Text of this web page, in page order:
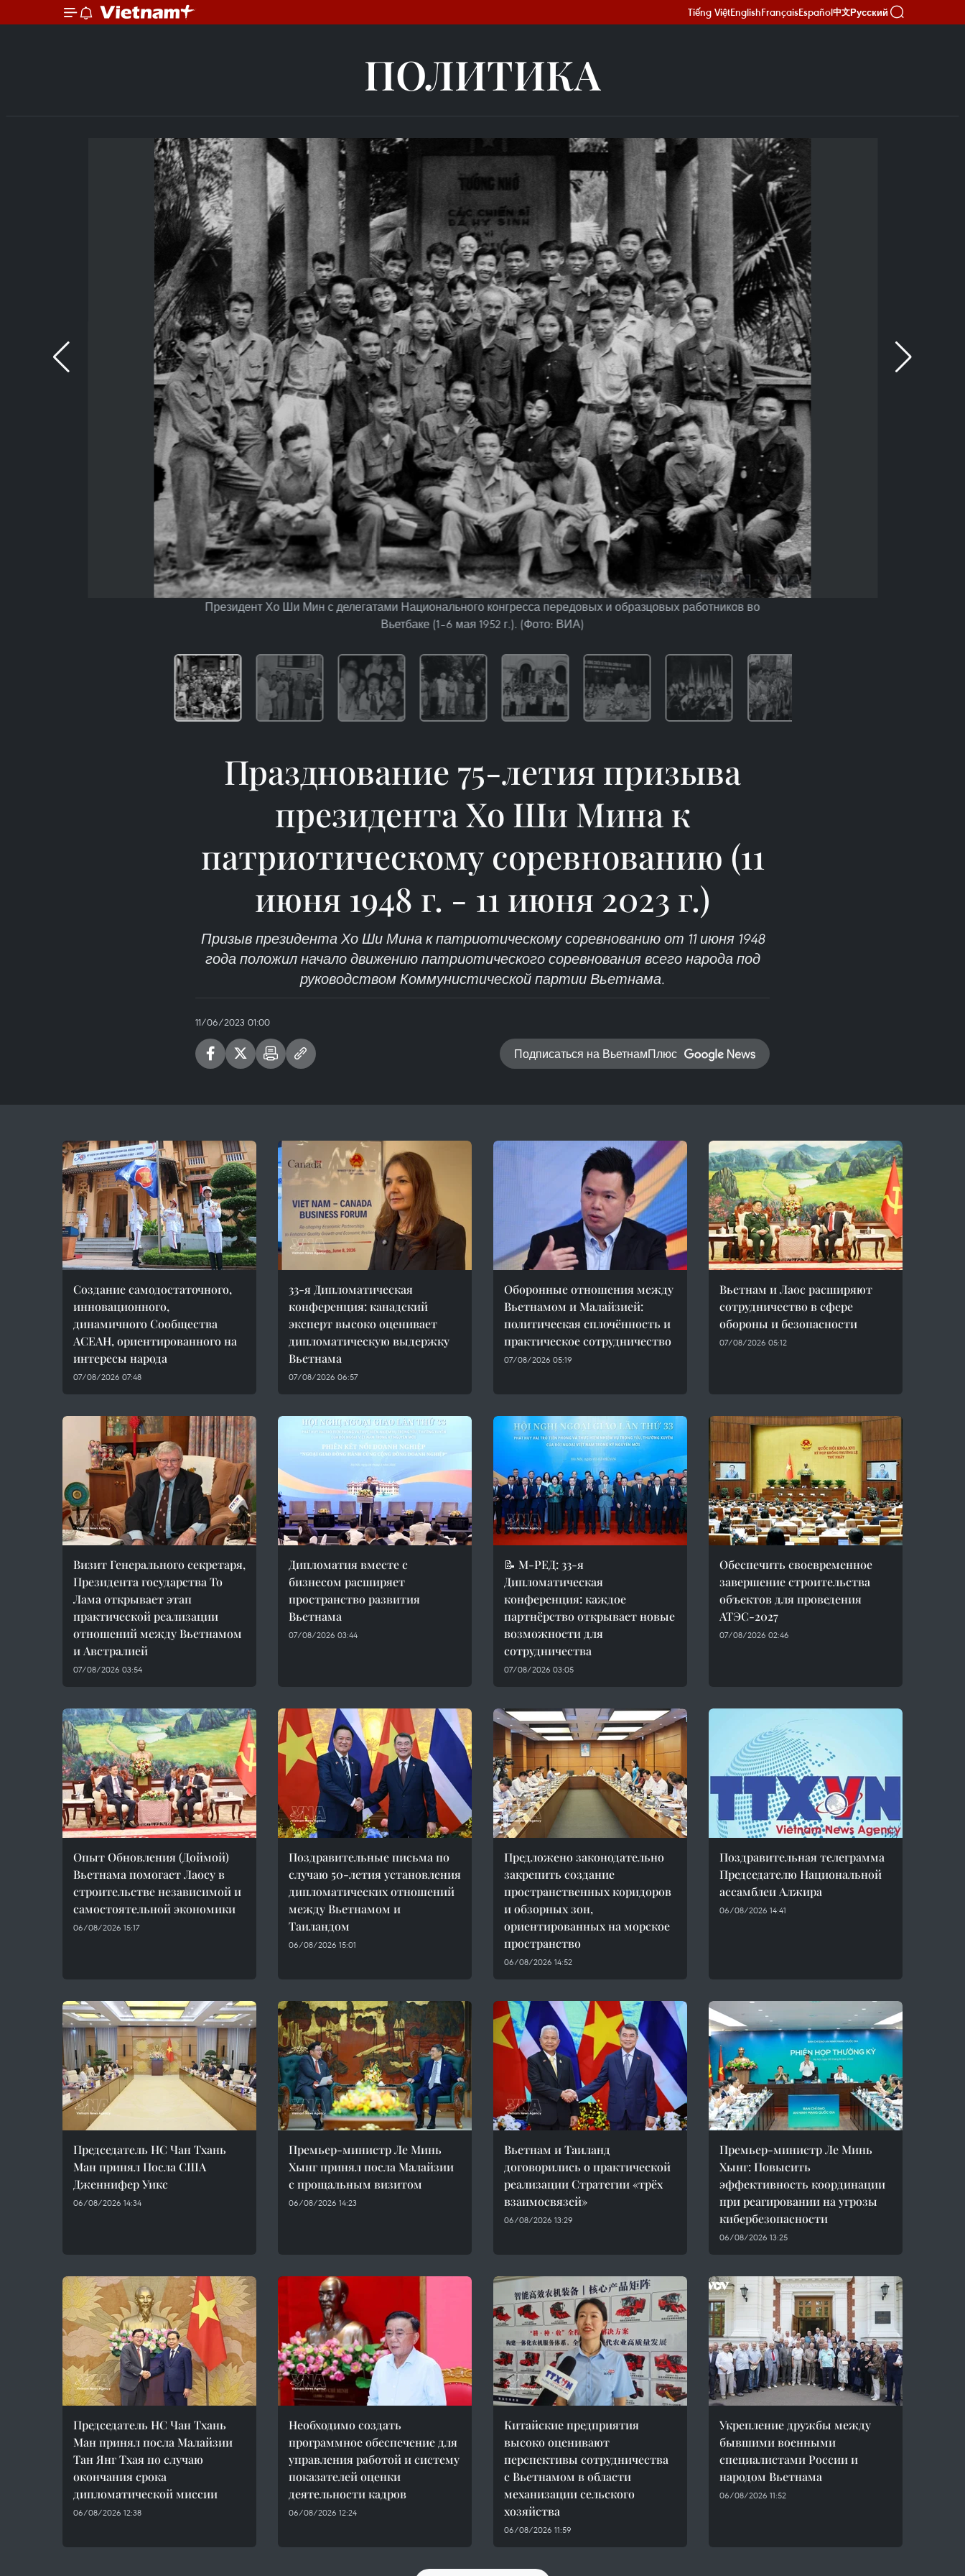
Tiếng ViệtEnglishFrançaisEspañol中文Русский
ПОЛИТИКА
Президент Хо Ши Мин с делегатами Национального конгресса передовых и образцовых работников во
Вьетбаке (1–6 мая 1952 г.). (Фото: ВИА)
Празднование 75-летия призыва
президента Хо Ши Мина к
патриотическому соревнованию (11
июня 1948 г. - 11 июня 2023 г.)
Призыв президента Хо Ши Мина к патриотическому соревнованию от 11 июня 1948
года положил начало движению патриотического соревнования всего народа под
руководством Коммунистической партии Вьетнама.
11/06/2023 01:00
Подписаться на ВьетнамПлюс
Создание самодостаточного,
инновационного,
динамичного Сообщества
АСЕАН, ориентированного на
интересы народа
07/08/2026 07:48
33-я Дипломатическая
конференция: канадский
эксперт высоко оценивает
дипломатическую выдержку
Вьетнама
07/08/2026 06:57
Оборонные отношения между
Вьетнамом и Малайзией:
политическая сплочённость и
практическое сотрудничество
07/08/2026 05:19
Вьетнам и Лаос расширяют
сотрудничество в сфере
обороны и безопасности
07/08/2026 05:12
Визит Генерального секретаря,
Президента государства То
Лама открывает этап
практической реализации
отношений между Вьетнамом
и Австралией
07/08/2026 03:54
Дипломатия вместе с
бизнесом расширяет
пространство развития
Вьетнама
07/08/2026 03:44
📝 М-РЕД: 33-я
Дипломатическая
конференция: каждое
партнёрство открывает новые
возможности для
сотрудничества
07/08/2026 03:05
Обеспечить своевременное
завершение строительства
объектов для проведения
АТЭС-2027
07/08/2026 02:46
Опыт Обновления (Доймой)
Вьетнама помогает Лаосу в
строительстве независимой и
самостоятельной экономики
06/08/2026 15:17
Поздравительные письма по
случаю 50-летия установления
дипломатических отношений
между Вьетнамом и
Таиландом
06/08/2026 15:01
Предложено законодательно
закрепить создание
пространственных коридоров
и обзорных зон,
ориентированных на морское
пространство
06/08/2026 14:52
Поздравительная телеграмма
Председателю Национальной
ассамблеи Алжира
06/08/2026 14:41
Председатель НС Чан Тхань
Ман принял Посла США
Дженнифер Уикс
06/08/2026 14:34
Премьер-министр Ле Минь
Хынг принял посла Малайзии
с прощальным визитом
06/08/2026 14:23
Вьетнам и Таиланд
договорились о практической
реализации Стратегии «трёх
взаимосвязей»
06/08/2026 13:29
Премьер-министр Ле Минь
Хынг: Повысить
эффективность координации
при реагировании на угрозы
кибербезопасности
06/08/2026 13:25
Председатель НС Чан Тхань
Ман принял посла Малайзии
Тан Янг Тхая по случаю
окончания срока
дипломатической миссии
06/08/2026 12:38
Необходимо создать
программное обеспечение для
управления работой и систему
показателей оценки
деятельности кадров
06/08/2026 12:24
Китайские предприятия
высоко оценивают
перспективы сотрудничества
с Вьетнамом в области
механизации сельского
хозяйства
06/08/2026 11:59
Укрепление дружбы между
бывшими военными
специалистами России и
народом Вьетнама
06/08/2026 11:52